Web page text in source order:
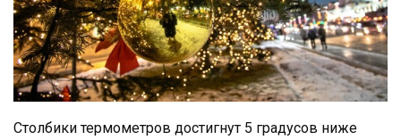
Столбики термометров достигнут 5 градусов ниже